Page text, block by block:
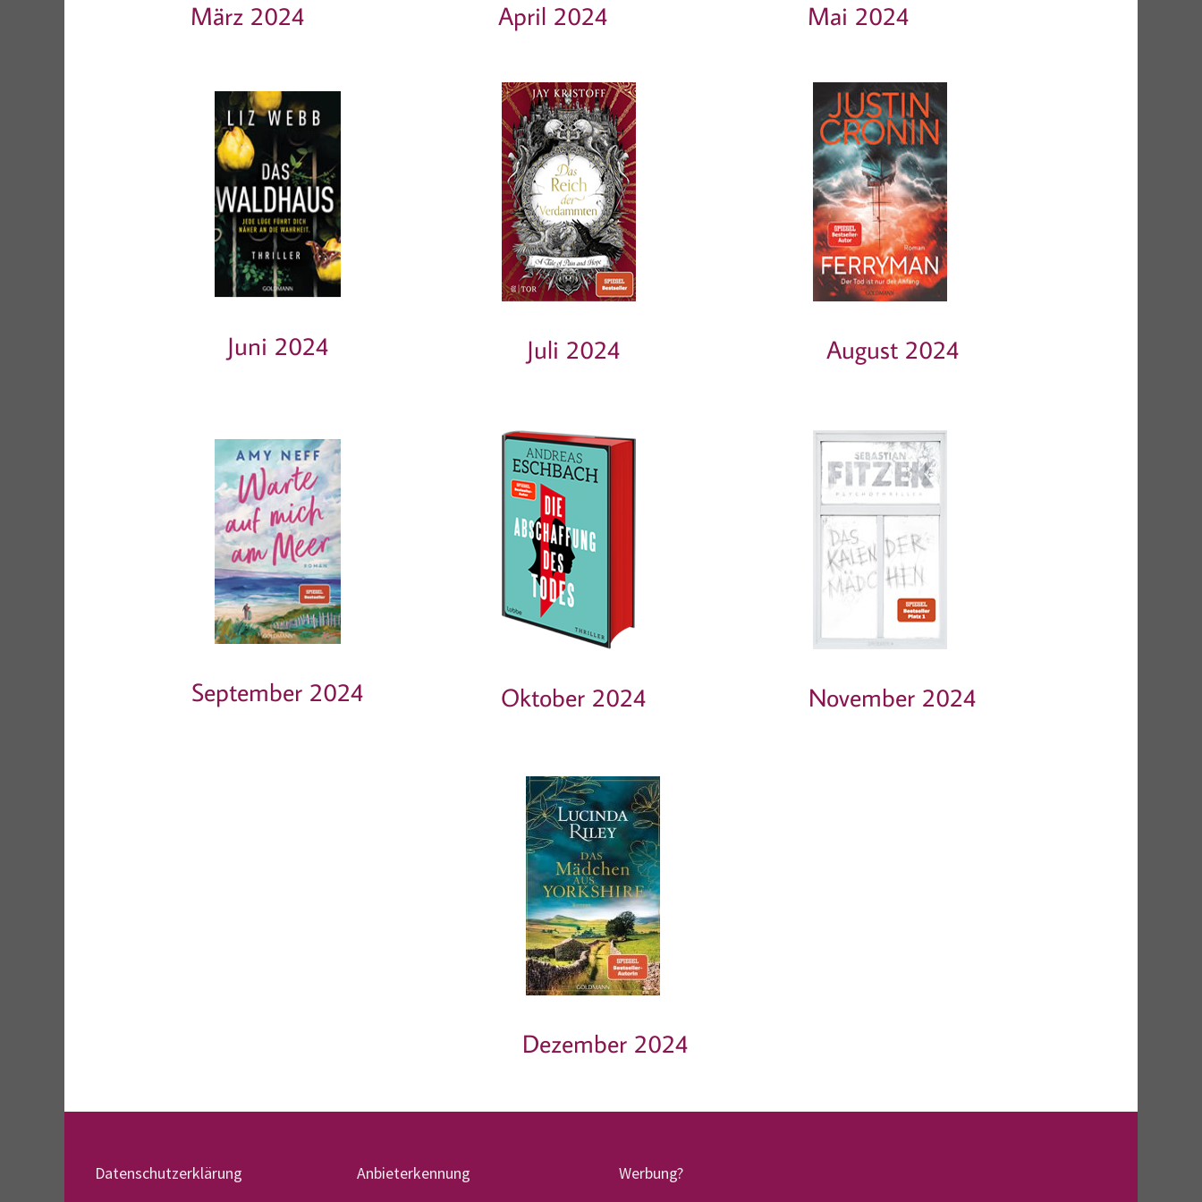
März 2024 April 2024 Mai 2024
Juni 2024 Juli 2024 August 2024
September 2024 Oktober 2024 November 2024
Dezember 2024
Datenschutzerklärung Anbieterkennung Werbung?